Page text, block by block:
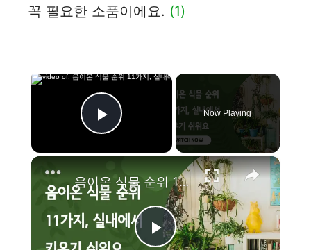
꼭 필요한 소품이에요. (1)
×
Play Video
Now Playing
×
음이온 식물 순위 11가지, 실내에서 키우기 쉬워요